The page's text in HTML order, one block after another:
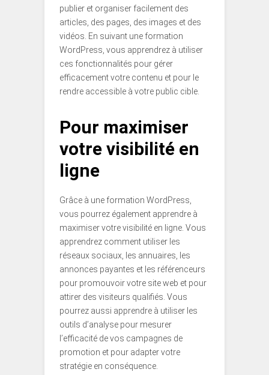
publier et organiser facilement des
articles, des pages, des images et des
vidéos. En suivant une formation
WordPress, vous apprendrez à utiliser
ces fonctionnalités pour gérer
efficacement votre contenu et pour le
rendre accessible à votre public cible.
Pour maximiser
votre visibilité en
ligne
Grâce à une formation WordPress,
vous pourrez également apprendre à
maximiser votre visibilité en ligne. Vous
apprendrez comment utiliser les
réseaux sociaux, les annuaires, les
annonces payantes et les référenceurs
pour promouvoir votre site web et pour
attirer des visiteurs qualifiés. Vous
pourrez aussi apprendre à utiliser les
outils d’analyse pour mesurer
l’efficacité de vos campagnes de
promotion et pour adapter votre
stratégie en conséquence.